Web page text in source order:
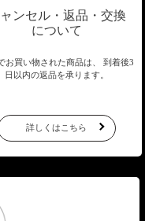
ンセル・返品・交換
について
お買い物された商品は、
到着後3
日以内の返品を承ります。
詳しくはこちら